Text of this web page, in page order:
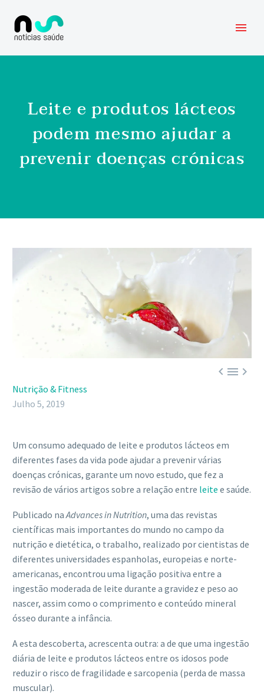
Leite e produtos lácteos
podem mesmo ajudar a
prevenir doenças crónicas

Nutrição & Fitness
Julho 5, 2019
Um consumo adequado de leite e produtos lácteos em
diferentes fases da vida pode ajudar a prevenir várias
doenças crónicas, garante um novo estudo, que fez a
revisão de vários artigos sobre a relação entre leite e saúde.
Publicado na Advances in Nutrition, uma das revistas
científicas mais importantes do mundo no campo da
nutrição e dietética, o trabalho, realizado por cientistas de
diferentes universidades espanholas, europeias e norte-
americanas, encontrou uma ligação positiva entre a
ingestão moderada de leite durante a gravidez e peso ao
nascer, assim como o comprimento e conteúdo mineral
ósseo durante a infância.
A esta descoberta, acrescenta outra: a de que uma ingestão
diária de leite e produtos lácteos entre os idosos pode
reduzir o risco de fragilidade e sarcopenia (perda de massa
muscular).